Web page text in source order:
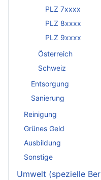
PLZ 7xxxx
PLZ 8xxxx
PLZ 9xxxx
Österreich
Schweiz
Entsorgung
Sanierung
Reinigung
Grünes Geld
Ausbildung
Sonstige
Umwelt (spezielle